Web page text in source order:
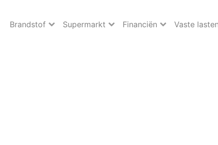
Brandstof Supermarkt Financiën Vaste